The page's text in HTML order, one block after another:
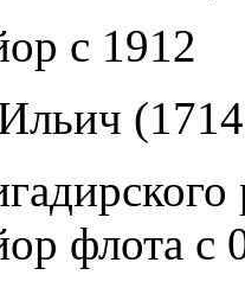
с 1912
флота с